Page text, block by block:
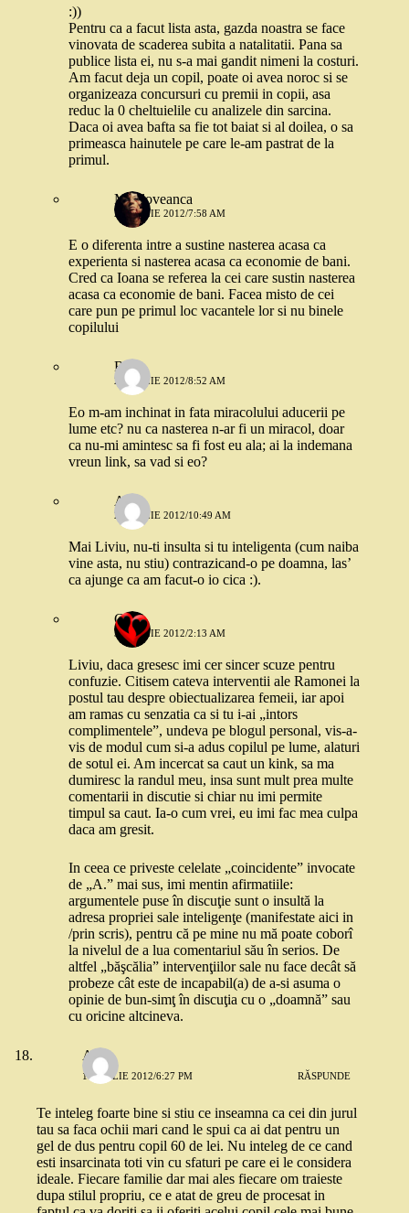
:))
Pentru ca a facut lista asta, gazda noastra se face
vinovata de scaderea subita a natalitatii. Pana sa
publice lista ei, nu s-a mai gandit nimeni la costuri.
Am facut deja un copil, poate oi avea noroc si se
organizeaza concursuri cu premii in copii, asa
reduc la 0 cheltuielile cu analizele din sarcina.
Daca oi avea bafta sa fie tot baiat si al doilea, o sa
primeasca hainutele pe care le-am pastrat de la
primul.
Moldoveanca
2 APRILIE 2012/7:58 AM
E o diferenta intre a sustine nasterea acasa ca
experienta si nasterea acasa ca economie de bani.
Cred ca Ioana se referea la cei care sustin nasterea
acasa ca economie de bani. Facea misto de cei
care pun pe primul loc vacantele lor si nu binele
copilului
Robo
2 APRILIE 2012/8:52 AM
Eo m-am inchinat in fata miracolului aducerii pe
lume etc? nu ca nasterea n-ar fi un miracol, doar
ca nu-mi amintesc sa fi fost eu ala; ai la indemana
vreun link, sa vad si eo?
A.
2 APRILIE 2012/10:49 AM
Mai Liviu, nu-ti insulta si tu inteligenta (cum naiba
vine asta, nu stiu) contrazicand-o pe doamna, las’
ca ajunge ca am facut-o io cica :).
Carla
3 APRILIE 2012/2:13 AM
Liviu, daca gresesc imi cer sincer scuze pentru
confuzie. Citisem cateva interventii ale Ramonei la
postul tau despre obiectualizarea femeii, iar apoi
am ramas cu senzatia ca si tu i-ai „intors
complimentele”, undeva pe blogul personal, vis-a-
vis de modul cum si-a adus copilul pe lume, alaturi
de sotul ei. Am incercat sa caut un kink, sa ma
dumiresc la randul meu, insa sunt mult prea multe
comentarii in discutie si chiar nu imi permite
timpul sa caut. Ia-o cum vrei, eu imi fac mea culpa
daca am gresit.
In ceea ce priveste celelate „coincidente” invocate
de „A.” mai sus, imi mentin afirmatiile:
argumentele puse în discuţie sunt o insultă la
adresa propriei sale inteligenţe (manifestate aici in
/prin scris), pentru că pe mine nu mă poate coborî
la nivelul de a lua comentariul său în serios. De
altfel „băşcălia” intervenţiilor sale nu face decât să
probeze cât este de incapabil(a) de a-si asuma o
opinie de bun-simţ în discuţia cu o „doamnă” sau
cu oricine altcineva.
Ali
1 APRILIE 2012/6:27 PM RĂSPUNDE
Te inteleg foarte bine si stiu ce inseamna ca cei din jurul
tau sa faca ochii mari cand le spui ca ai dat pentru un
gel de dus pentru copil 60 de lei. Nu inteleg de ce cand
esti insarcinata toti vin cu sfaturi pe care ei le considera
ideale. Fiecare familie dar mai ales fiecare om traieste
dupa stilul propriu, ce e atat de greu de procesat in